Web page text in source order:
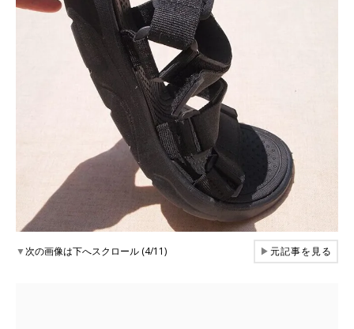
▼次の画像は下へスクロール (4/11) ▶元記事を見る